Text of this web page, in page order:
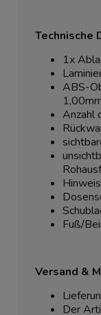
Technische
1x
ABS-
Anzahl
Fuß/
Versand &
Der